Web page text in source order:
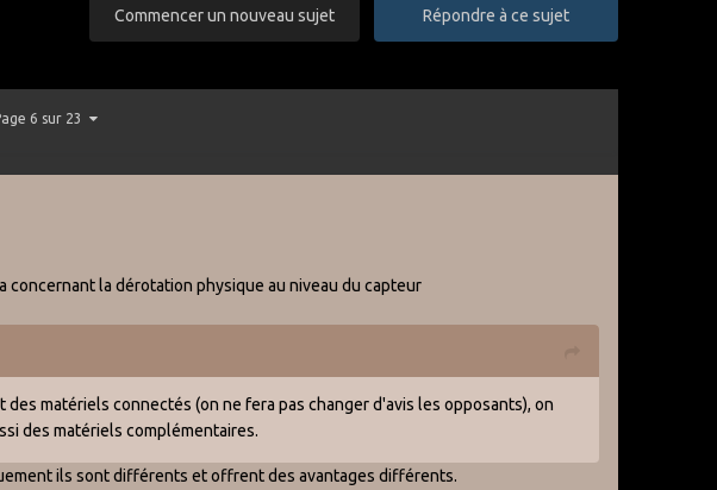
Répondre à ce sujet
Commencer un nouveau sujet
6 sur 23
la dérotation physique au niveau du capteur
matériels connectés (on ne fera pas changer d'avis les opposants), on
des matériels complémentaires.
ils sont différents et offrent des avantages différents.